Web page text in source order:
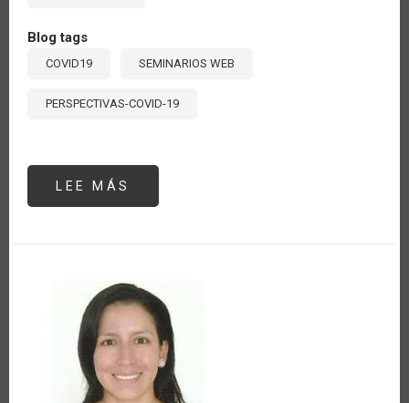
Blog tags
COVID19 SEMINARIOS WEB
PERSPECTIVAS-COVID-19
LEE MÁS
PARA
Y
EL
CARIBE:
RESPUESTA
RÁPIDA
AL
COVID-
19